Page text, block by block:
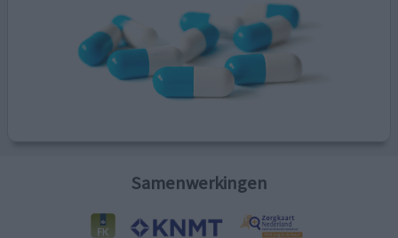
Samenwerkingen